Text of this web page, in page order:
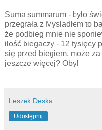
Suma summarum - było
przegrała z Mysiadłem to
że podbieg mnie nie
ilość biegaczy - 12 tysięcy
się przed biegiem, może
jeszcze więcej? Oby!
Leszek Deska
Udostępnij